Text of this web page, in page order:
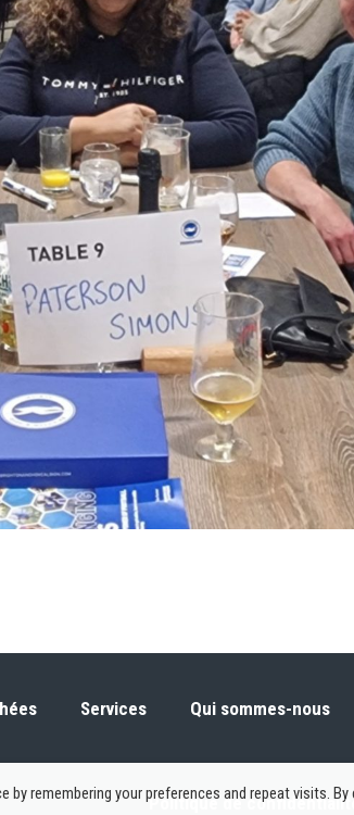
Services Qui sommes-nous
Politique de
remembering your preferences and repeat visits. By